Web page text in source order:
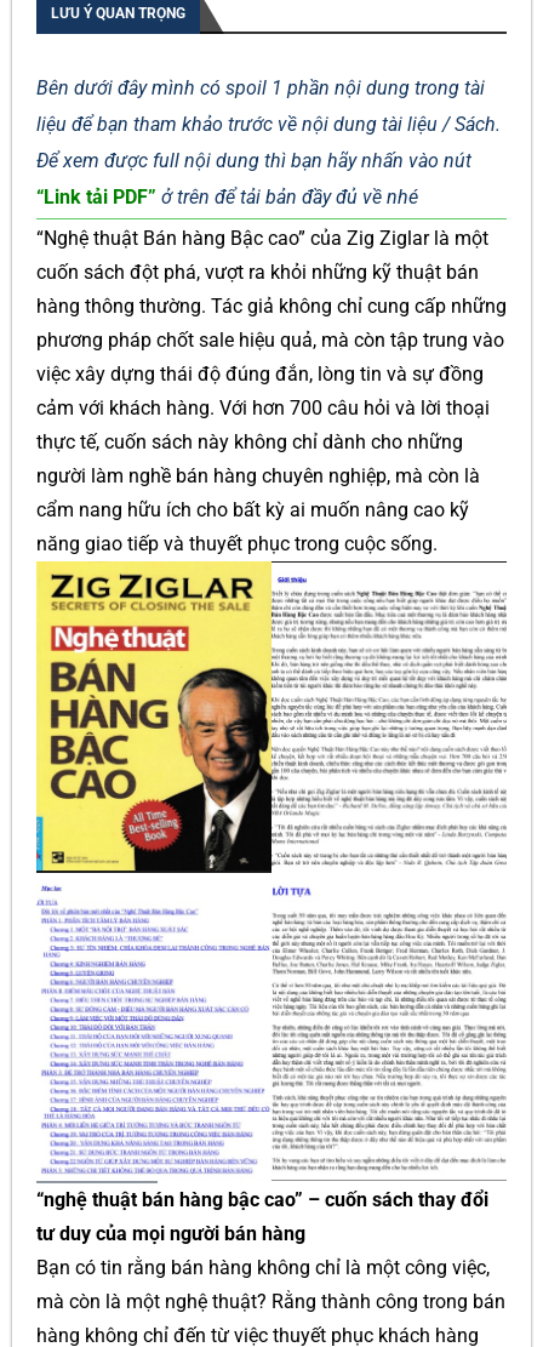
LƯU Ý QUAN TRỌNG
Bên dưới đây mình có spoil 1 phần nội dung trong tài
liệu để bạn tham khảo trước về nội dung tài liệu / Sách.
Để xem được full nội dung thì bạn hãy nhấn vào nút
“Link tải PDF” ở trên để tải bản đầy đủ về nhé
“Nghệ thuật Bán hàng Bậc cao” của Zig Ziglar là một
cuốn sách đột phá, vượt ra khỏi những kỹ thuật bán
hàng thông thường. Tác giả không chỉ cung cấp những
phương pháp chốt sale hiệu quả, mà còn tập trung vào
việc xây dựng thái độ đúng đắn, lòng tin và sự đồng
cảm với khách hàng. Với hơn 700 câu hỏi và lời thoại
thực tế, cuốn sách này không chỉ dành cho những
người làm nghề bán hàng chuyên nghiệp, mà còn là
cẩm nang hữu ích cho bất kỳ ai muốn nâng cao kỹ
năng giao tiếp và thuyết phục trong cuộc sống.
“nghệ thuật bán hàng bậc cao” – cuốn sách thay đổi
tư duy của mọi người bán hàng
Bạn có tin rằng bán hàng không chỉ là một công việc,
mà còn là một nghệ thuật? Rằng thành công trong bán
hàng không chỉ đến từ việc thuyết phục khách hàng